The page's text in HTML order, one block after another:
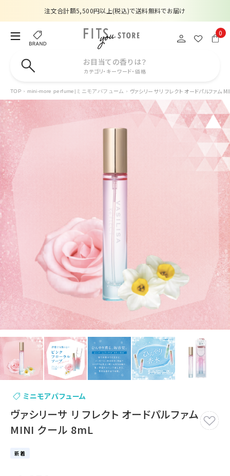
注文合計額5,500円以上(税込)で送料無料でお届け
夏季休業のお知らせ
【数量限定】購入金額6,000円(税込)以上で香水サンプルプレゼント
注文合計額5,500円以上(税込)で送料無料でお届け
0
お目当ての香りは？
カテゴリ・キーワード・価格
TOP mini-more perfume|ミニモアパフューム ヴァシリーサ リ フレクト オードパルファム
ミニモアパフューム
ヴァシリーサ リ フレクト オードパルファム
MINI クール 8mL
新着